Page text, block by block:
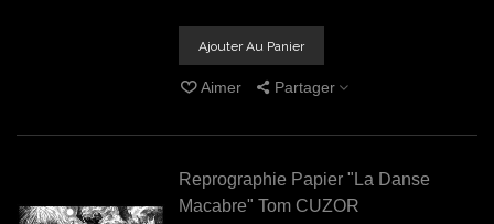
Ajouter Au Panier
Aimer Partager
Reprographie Papier "La Danse
Macabre" Tom CUZOR